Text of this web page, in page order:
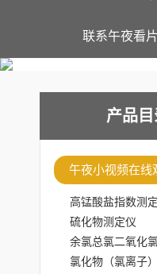
联系午夜看
产品
午夜小视频在线
高锰酸盐指数测
硫化物测定仪
余氯总氯二氧化
氯化物（氯离子